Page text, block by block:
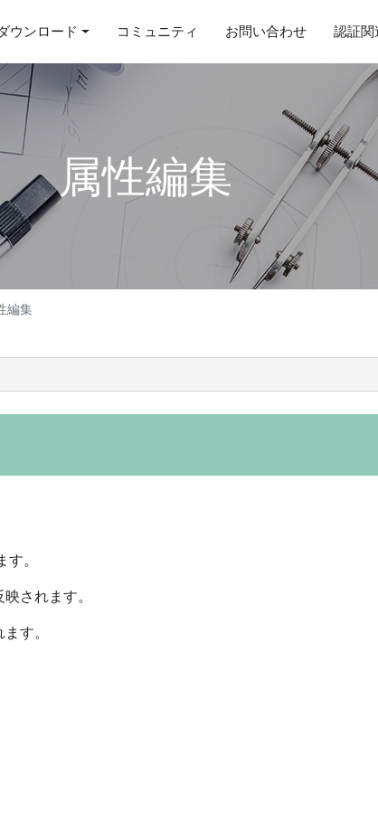
ウンロード コミュニティ お問い合わせ 認証関
属性編集
編集
。
されます。
す。